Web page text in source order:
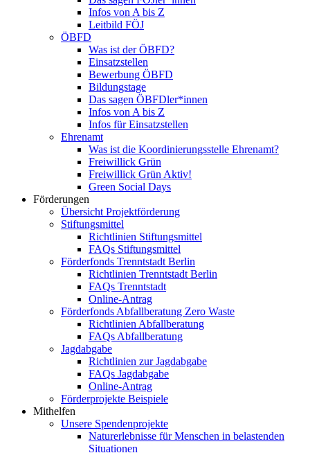
Infos von A bis Z
Leitbild FÖJ
ÖBFD
Was ist der ÖBFD?
Einsatzstellen
Bewerbung ÖBFD
Bildungstage
Das sagen ÖBFDler*innen
Infos von A bis Z
Infos für Einsatzstellen
Ehrenamt
Was ist die Koordinierungsstelle Ehrenamt?
Freiwillick Grün
Freiwillick Grün Aktiv!
Green Social Days
Förderungen
Übersicht Projektförderung
Stiftungsmittel
Richtlinien Stiftungsmittel
FAQs Stiftungsmittel
Förderfonds Trenntstadt Berlin
Richtlinien Trenntstadt Berlin
FAQs Trenntstadt
Online-Antrag
Förderfonds Abfallberatung Zero Waste
Richtlinien Abfallberatung
FAQs Abfallberatung
Jagdabgabe
Richtlinien zur Jagdabgabe
FAQs Jagdabgabe
Online-Antrag
Förderprojekte Beispiele
Mithelfen
Unsere Spendenprojekte
Naturerlebnisse für Menschen in belastenden
Situationen